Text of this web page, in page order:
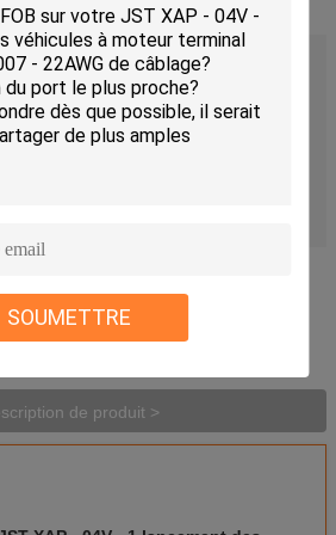
SOUMETTRE
PVC
demande de client
UL1007-22AWG
véhicules à moteur terminal 2.5MM 4P
de produit Choisissez tous Catégories
Connecteurs rectangulaires - ...
de terminal d'anneau de batterie
de produit >